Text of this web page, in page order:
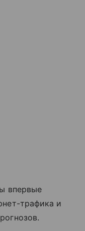
впервые
трафика и